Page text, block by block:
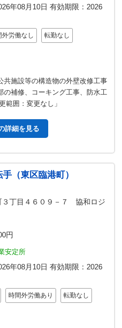
年08月10日 有効期限： 2026
外労働なし 転勤なし
共施設等の構造物の外壁改修工事
の補修、コーキング工事、防水工
範囲：変更なし」
詳細を見る
（東区臨港町）
３丁目４６０９－７ 協和ロジ
円
安定所
年08月10日 有効期限： 2026
時間外労働あり 転勤なし